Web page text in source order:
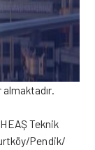
almaktadır.
Teknik
Pendik/